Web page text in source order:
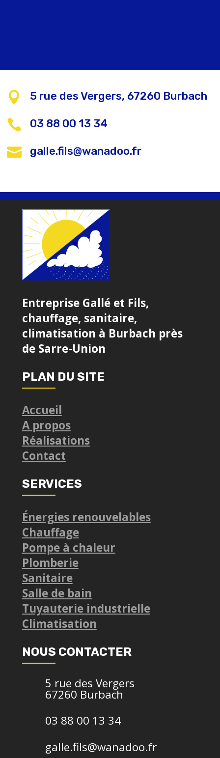
 5 rue des Vergers, 67260 Burbach
 03 88 00 13 34
 galle.fils@wanadoo.fr
Entreprise Gallé et Fils,
chauffage, sanitaire,
climatisation à Burbach près
de Sarre-Union
PLAN DU SITE
Accueil
A propos
Réalisations
Contact
SERVICES
Énergies renouvelables
Chauffage
Pompe à chaleur
Plomberie
Sanitaire
Salle de bain
Tuyauterie industrielle
Climatisation
NOUS CONTACTER
5 rue des Vergers
67260 Burbach
03 88 00 13 34
galle.fils@wanadoo.fr